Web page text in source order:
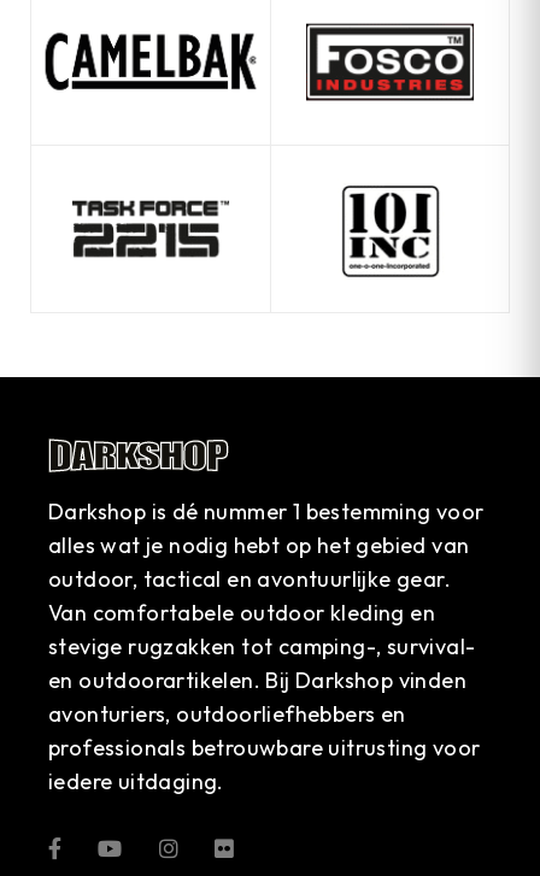
Darkshop is dé nummer 1 bestemming voor
alles wat je nodig hebt op het gebied van
outdoor, tactical en avontuurlijke gear.
Van comfortabele outdoor kleding en
stevige rugzakken tot camping-, survival-
en outdoorartikelen. Bij Darkshop vinden
avonturiers, outdoorliefhebbers en
professionals betrouwbare uitrusting voor
iedere uitdaging.